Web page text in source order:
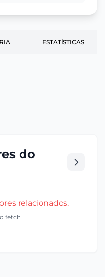
ESTATÍSTICAS
do
relacionados.
fetch